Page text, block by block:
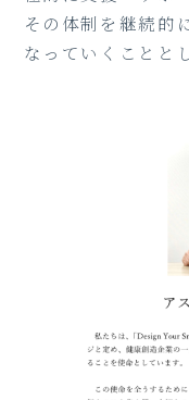
その体制を継続的
なっていくことと